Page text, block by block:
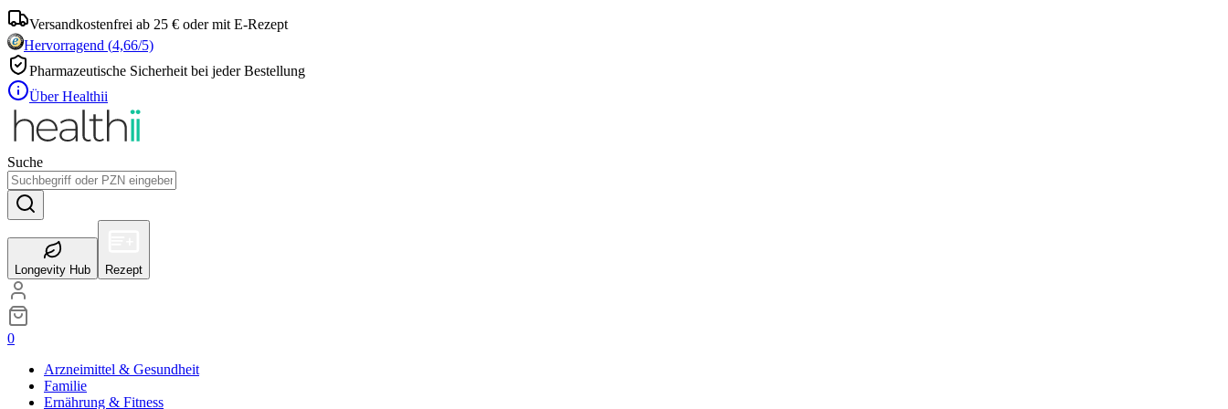
Versandkostenfrei ab 25 € oder mit E-Rezept
Hervorragend (4,66/5)
Pharmazeutische Sicherheit bei jeder Bestellung
Über Healthii
Suche
Longevity Hub Rezept
0
Arzneimittel & Gesundheit
Familie
Ernährung & Fitness